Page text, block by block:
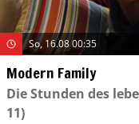
So, 16.08 00:35
Modern Family
Die Stunden des
11)